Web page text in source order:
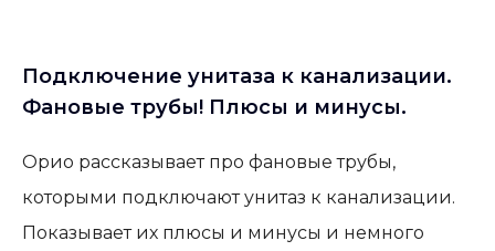
Подключение унитаза к канализации.
Фановые трубы! Плюсы и минусы.
Орио рассказывает про фановые трубы,
которыми подключают унитаз к канализации.
Показывает их плюсы и минусы и немного